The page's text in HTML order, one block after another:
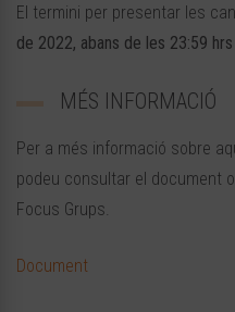
El termini per presentar les
de 2022, abans de les 23:59
MÉS INFORMACIÓ
Per a més informació sobre
podeu consultar el document
Focus Grups.
Document